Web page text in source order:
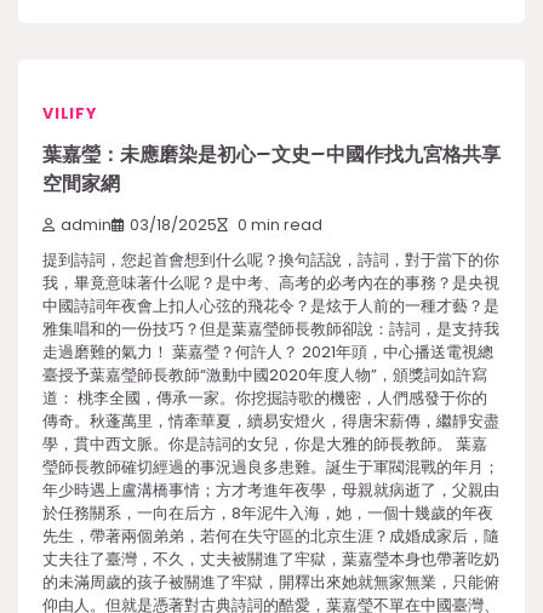
VILIFY
葉嘉瑩：未應磨染是初心–文史–中國作找九宮格共享
空間家網
admin 03/18/2025 0 min read
提到詩詞，您起首會想到什么呢？換句話說，詩詞，對于當下的你
我，畢竟意味著什么呢？是中考、高考的必考內在的事務？是央視
中國詩詞年夜會上扣人心弦的飛花令？是炫于人前的一種才藝？是
雅集唱和的一份技巧？但是葉嘉瑩師長教師卻說：詩詞，是支持我
走過磨難的氣力！ 葉嘉瑩？何許人？ 2021年頭，中心播送電視總
臺授予葉嘉瑩師長教師“激動中國2020年度人物”，頒獎詞如許寫
道： 桃李全國，傳承一家。你挖掘詩歌的機密，人們感發于你的
傳奇。秋蓬萬里，情牽華夏，續易安燈火，得唐宋薪傳，繼靜安盡
學，貫中西文脈。你是詩詞的女兒，你是大雅的師長教師。 葉嘉
瑩師長教師確切經過的事況過良多患難。誕生于軍閥混戰的年月；
年少時遇上盧溝橋事情；方才考進年夜學，母親就病逝了，父親由
於任務關系，一向在后方，8年泥牛入海，她，一個十幾歲的年夜
先生，帶著兩個弟弟，若何在失守區的北京生涯？成婚成家后，隨
丈夫往了臺灣，不久，丈夫被關進了牢獄，葉嘉瑩本身也帶著吃奶
的未滿周歲的孩子被關進了牢獄，開釋出來她就無家無業，只能俯
仰由人。但就是憑著對古典詩詞的酷愛，葉嘉瑩不單在中國臺灣、